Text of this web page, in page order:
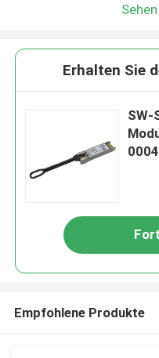
Erhalten Sie
SW-
Empfohlene Produkte